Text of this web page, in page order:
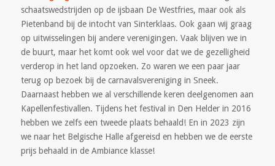
schaatswedstrijden op de ijsbaan De Westfries, maar ook als
Pietenband bij de intocht van Sinterklaas. Ook gaan wij graag
op uitwisselingen bij andere verenigingen. Vaak blijven we in
de buurt, maar het komt ook wel voor dat we de gezelligheid
verderop in het land opzoeken. Zo waren we een paar jaar
terug op bezoek bij de carnavalsvereniging in Sneek.
Daarnaast hebben we al verschillende keren deelgenomen aan
Kapellenfestivallen. Tijdens het festival in Den Helder in 2016
hebben we zelfs een tweede plaats behaald! En in 2023 zijn
we naar het Belgische Halle afgereisd en hebben we de eerste
prijs behaald in de Ambiance klasse!